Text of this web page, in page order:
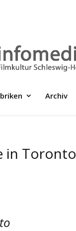
Archiv
in Toronto